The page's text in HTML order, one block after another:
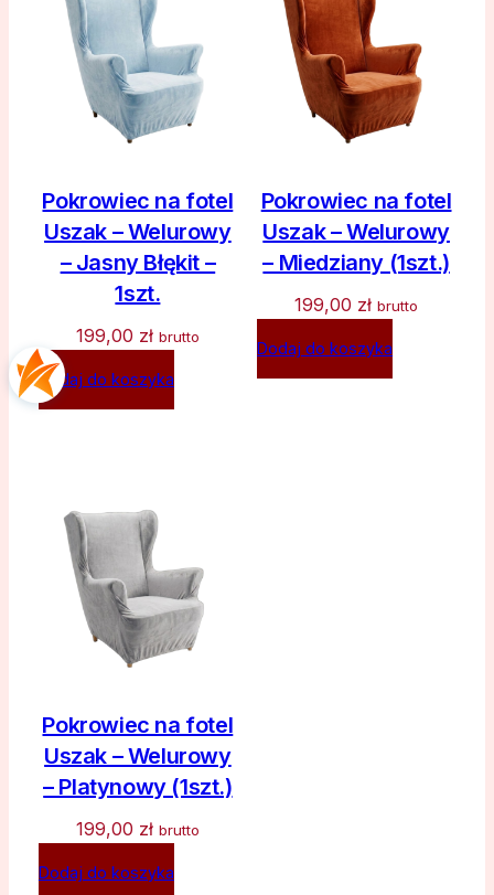
Pokrowiec na fotel
Uszak – Welurowy
– Jasny Błękit –
1szt.
199,00 zł brutto
Dodaj do koszyka
Pokrowiec na fotel
Uszak – Welurowy
– Miedziany (1szt.)
199,00 zł brutto
Dodaj do koszyka
Pokrowiec na fotel
Uszak – Welurowy
– Platynowy (1szt.)
199,00 zł brutto
Dodaj do koszyka